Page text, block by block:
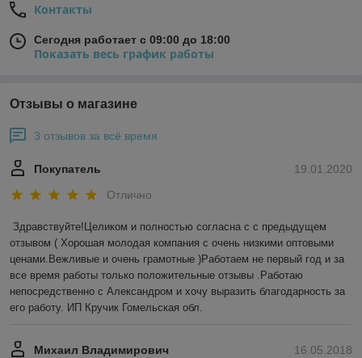
Контакты
Сегодня работает с 09:00 до 18:00
Показать весь график работы
Отзывы о магазине
3 отзывов за всё время
19.01.2020
Покупатель
Отлично
Здравствуйте!Целиком и полностью согласна с с предыдущем
отзывом ( Хорошая молодая компания с очень низкими оптовыми
ценами.Вежливые и очень грамотные )Работаем не первый год и за
все время работы только положительные отзывы .Работаю
непосредственно с Александром и хочу выразить благодарность за
его работу. ИП Кручик Гомельская обл.
16.05.2018
Михаил Владимирович